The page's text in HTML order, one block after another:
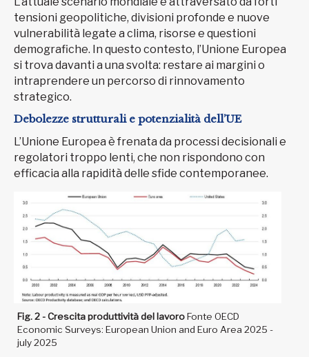
tensioni geopolitiche, divisioni profonde e nuove
vulnerabilità legate a clima, risorse e questioni
demografiche. In questo contesto, l’Unione Europea
si trova davanti a una svolta: restare ai margini o
intraprendere un percorso di rinnovamento
strategico.
Debolezze strutturali e potenzialità dell’UE
L’Unione Europea è frenata da processi decisionali e
regolatori troppo lenti, che non rispondono con
efficacia alla rapidità delle sfide contemporanee.
Fig. 2 - Crescita produttività del lavoroFonte OECD
Economic Surveys: European Union and Euro Area 2025 -
july 2025